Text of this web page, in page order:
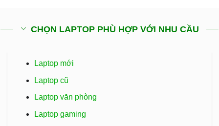
CHỌN LAPTOP PHÙ HỢP VỚI NHU CẦU
Laptop mới
Laptop cũ
Laptop văn phòng
Laptop gaming